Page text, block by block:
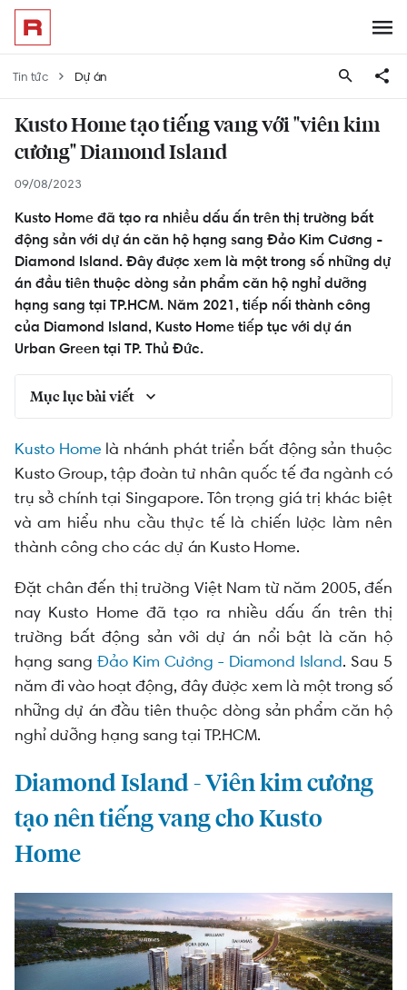
Tin tức Dự án
Kusto Home tạo tiếng vang với "viên kim
cương" Diamond Island
09/08/2023
Kusto Home đã tạo ra nhiều dấu ấn trên thị trường bất
động sản với dự án căn hộ hạng sang Đảo Kim Cương -
Diamond Island. Đây được xem là một trong số những dự
án đầu tiên thuộc dòng sản phẩm căn hộ nghỉ dưỡng
hạng sang tại TP.HCM. Năm 2021, tiếp nối thành công
của Diamond Island, Kusto Home tiếp tục với dự án
Urban Green tại TP. Thủ Đức.
Mục lục bài viết
Diamond Island - Viên kim cương tạo nên tiếng
vang cho Kusto Home
Urban Green - Dự án thứ hai của Kusto Home tại
TP. Thủ Đức
Kusto Home là nhánh phát triển bất động sản thuộc
Kusto Group, tập đoàn tư nhân quốc tế đa ngành có
trụ sở chính tại Singapore. Tôn trọng giá trị khác biệt
và am hiểu nhu cầu thực tế là chiến lược làm nên
thành công cho các dự án Kusto Home.
Đặt chân đến thị trường Việt Nam từ năm 2005, đến
nay Kusto Home đã tạo ra nhiều dấu ấn trên thị
trường bất động sản với dự án nổi bật là căn hộ
hạng sang Đảo Kim Cương - Diamond Island. Sau 5
năm đi vào hoạt động, đây được xem là một trong số
những dự án đầu tiên thuộc dòng sản phẩm căn hộ
nghỉ dưỡng hạng sang tại TP.HCM.
Diamond Island - Viên kim cương
tạo nên tiếng vang cho Kusto
Home